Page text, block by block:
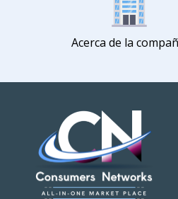
Acerca de la